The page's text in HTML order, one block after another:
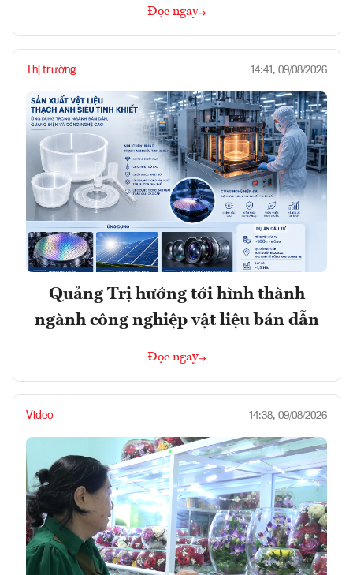
Đọc ngay
Thị trường 14:41, 09/08/2026
Quảng Trị hướng tới hình thành
ngành công nghiệp vật liệu bán dẫn
Đọc ngay
Video 14:38, 09/08/2026